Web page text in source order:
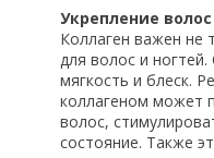
Укрепление
Коллаген важен не
для волос и
мягкость и блеск.
коллагеном может
волос,
состояние. Также